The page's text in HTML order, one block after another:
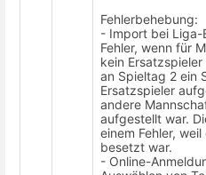
Fehlerbehebung:
- Import bei Liga-
Fehler, wenn für
kein
an Spieltag 2 ein
Ersatzspieler
andere
aufgestellt war.
einem Fehler,
besetzt war.
- Online-